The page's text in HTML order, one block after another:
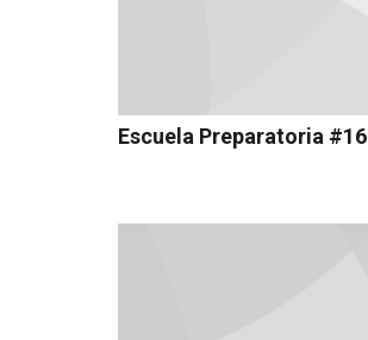
Escuela Preparatoria #16